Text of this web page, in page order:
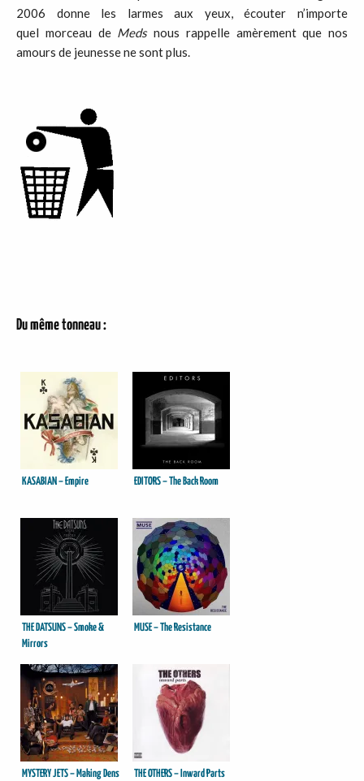
2006 donne les larmes aux yeux, écouter n’importe
quel morceau de Medsnous rappelle amèrement que nos
amours de jeunesse ne sont plus.
Du même tonneau :
KASABIAN – Empire EDITORS – The Back Room
THE DATSUNS – Smoke &
Mirrors
MUSE – The Resistance
MYSTERY JETS – Making Dens THE OTHERS – Inward Parts